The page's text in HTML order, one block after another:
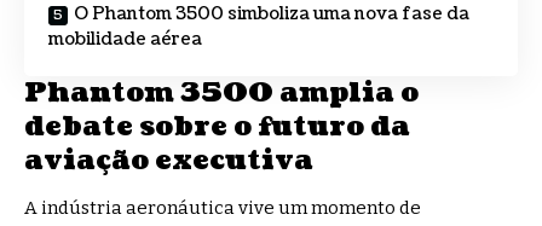
O Phantom 3500 simboliza uma nova fase da
mobilidade aérea
Phantom 3500 amplia o
debate sobre o futuro da
aviação executiva
A indústria aeronáutica vive um momento de